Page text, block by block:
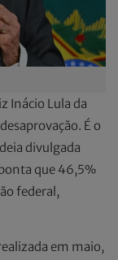
Inácio Lula da
É o
divulgada
que 46,5%
federal,
em maio,